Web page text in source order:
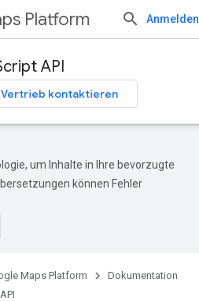
Platform Anmelden
API
Vertrieb kontaktieren
um Inhalte in Ihre bevorzugte
können Fehler
Maps Platform
Dokumentation